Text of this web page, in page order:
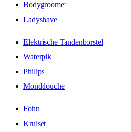
Bodygroomer
Ladyshave
Elektrische Tandenborstel
Waterpik
Philips
Monddouche
Fohn
Krulset